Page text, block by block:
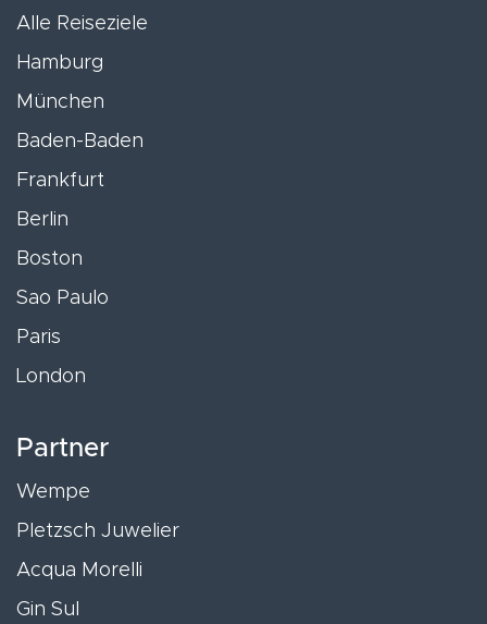
Alle Reiseziele
Hamburg
München
Baden-Baden
Frankfurt
Berlin
Boston
Sao Paulo
Paris
London
Partner
Wempe
Pletzsch Juwelier
Acqua Morelli
Gin Sul